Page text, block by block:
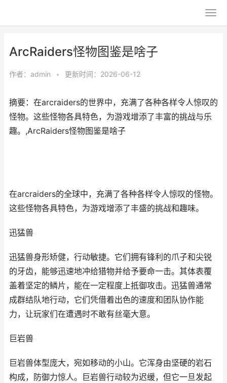
ArcRaiders怪物图鉴是啥子
作者： admin • 更新时间：2026-06-12
摘要：在arcraiders的世界中，充满了各种各样令人惊叹的
怪物。这些怪物各具特色，为游戏增添了丰富的挑战与乐
趣。,ArcRaiders怪物图鉴是啥子
在arcraiders的全球中，充满了各种各样令人惊叹的怪物。
这些怪物各具特色，为游戏增添了丰盛的挑战和趣味。
迅猛兽
迅猛兽身形矫健，行动敏捷。它们拥有锋利的爪子和尖锐
的牙齿，能够迅速地冲给猎物并给予要命一击。其体表覆
盖着坚定的鳞片，能在一定程度上抵御攻击。迅猛兽通常
成群结队地行动，它们凭借着出色的速度和团队协作能
力，让玩家们在遭遇时不敢有丝毫大意。
巨岩兽
巨岩兽体型庞大，宛如移动的小山。它浑身由坚硬的岩石
构成，防御力惊人。巨岩兽行动较为迟缓，但它一旦发起